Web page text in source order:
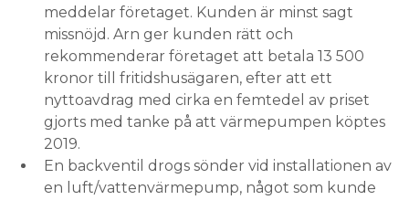
meddelar företaget. Kunden är minst sagt
missnöjd. Arn ger kunden rätt och
rekommenderar företaget att betala 13 500
kronor till fritidshusägaren, efter att ett
nyttoavdrag med cirka en femtedel av priset
gjorts med tanke på att värmepumpen köptes
2019.
En backventil drogs sönder vid installationen av
en luft/vattenvärmepump, något som kunde